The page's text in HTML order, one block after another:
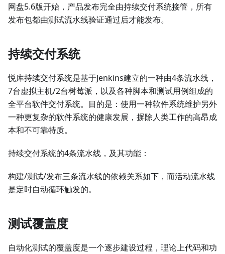
网盘5.6版开始，产品发布完全由持续交付系统接管，所有
发布包都由测试流水线验证通过后才能发布。
持续交付系统
悦库持续交付系统是基于Jenkins建立的一种由4条流水线，
7台虚拟主机/2台树莓派，以及各种脚本和测试用例组成的
全平台软件交付系统。目的是：使用一种软件系统维护另外
一种更复杂的软件系统的健康发展，摒除人类工作的高昂成
本和不可靠特质。
持续交付系统的4条流水线，及其功能：
构建/测试/发布三条流水线的依赖关系如下，而活动流水线
是定时自动循环触发的。
测试覆盖度
自动化测试的覆盖度是一个逐步建设过程，理论上代码和功